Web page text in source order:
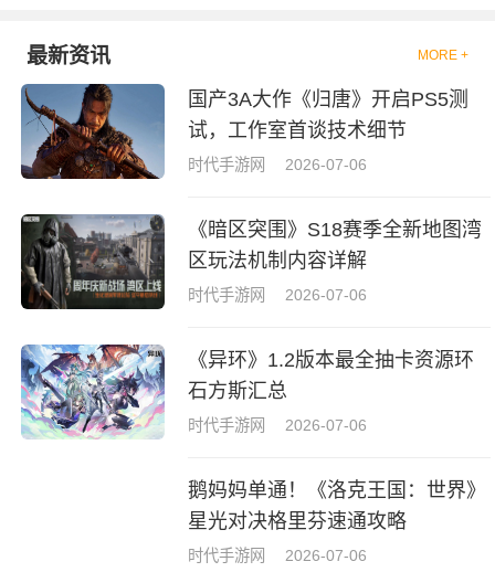
最新资讯 MORE +
国产3A大作《归唐》开启PS5测
试，工作室首谈技术细节
时代手游网 2026-07-06
《暗区突围》S18赛季全新地图湾
区玩法机制内容详解
时代手游网 2026-07-06
《异环》1.2版本最全抽卡资源环
石方斯汇总
时代手游网 2026-07-06
鹅妈妈单通！《洛克王国：世界》
星光对决格里芬速通攻略
时代手游网 2026-07-06